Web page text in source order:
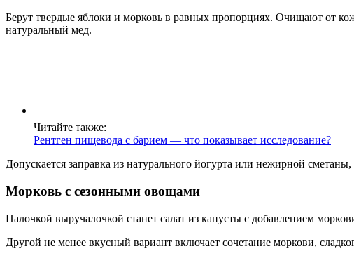
Берут твердые яблоки и морковь в равных пропорциях. Очищают от
натуральный мед.
Читайте также:
Рентген пищевода с барием — что показывает исследование?
Допускается заправка из натурального йогурта или нежирной
Морковь с сезонными овощами
Палочкой выручалочкой станет салат из капусты с добавлением
Другой не менее вкусный вариант включает сочетание моркови,